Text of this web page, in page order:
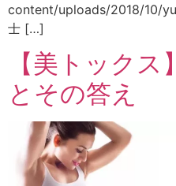
content/uploads/2018/10/
士 […]
【美トック
とその答え